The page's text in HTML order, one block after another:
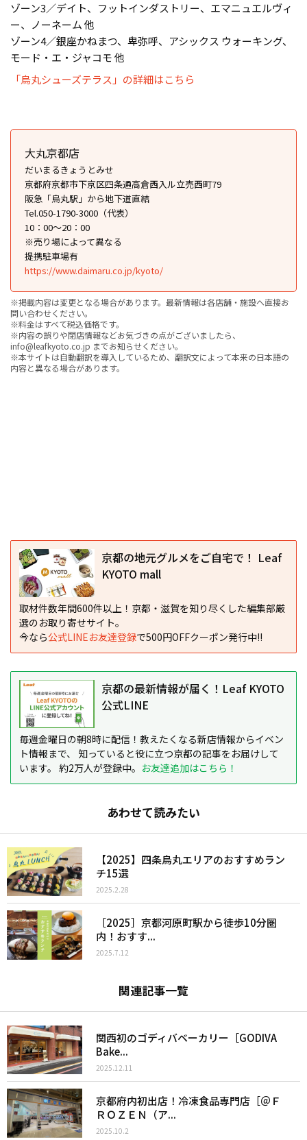
ゾーン3／デイト、フットインダストリー、エマニュエルヴィ
ー、ノーネーム 他
ゾーン4／銀座かねまつ、卑弥呼、アシックス ウォーキング、
モード・エ・ジャコモ 他
「烏丸シューズテラス」の詳細はこちら
大丸京都店
だいまるきょうとみせ
京都府京都市下京区四条通高倉西入ル立売西町79
阪急「烏丸駅」から地下道直結
Tel.050-1790-3000（代表）
10：00〜20：00
※売り場によって異なる
提携駐車場有
https://www.daimaru.co.jp/kyoto/
※掲載内容は変更となる場合があります。最新情報は各店舗・施設へ直接お
問い合わせください。
※料金はすべて税込価格です。
※内容の誤りや閉店情報などお気づきの点がございましたら、
info@leafkyoto.co.jp までお知らせください。
※本サイトは自動翻訳を導入しているため、翻訳文によって本来の日本語の
内容と異なる場合があります。
京都の地元グルメをご自宅で！ Leaf
KYOTO mall
取材件数年間600件以上！京都・滋賀を知り尽くした編集部厳
選のお取り寄せサイト。
今なら公式LINEお友達登録で500円OFFクーポン発行中!!
京都の最新情報が届く！Leaf KYOTO
公式LINE
毎週金曜日の朝8時に配信！教えたくなる新店情報からイベン
ト情報まで、 知っていると役に立つ京都の記事をお届けして
います。 約2万人が登録中。 お友達追加はこちら！
あわせて読みたい
【2025】四条烏丸エリアのおすすめラン
チ15選
2025.2.28
［2025］京都河原町駅から徒歩10分圏
内！おすす...
2025.7.12
関連記事一覧
関西初のゴディバベーカリー［GODIVA
Bake...
2025.12.11
京都府内初出店！冷凍食品専門店［＠Ｆ
ＲＯＺＥＮ（ア...
2025.10.2